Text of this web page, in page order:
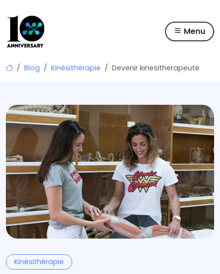
Skip
Menu
Blog Kinésithérapie Devenir kinesitherapeute
Kinésithérapie